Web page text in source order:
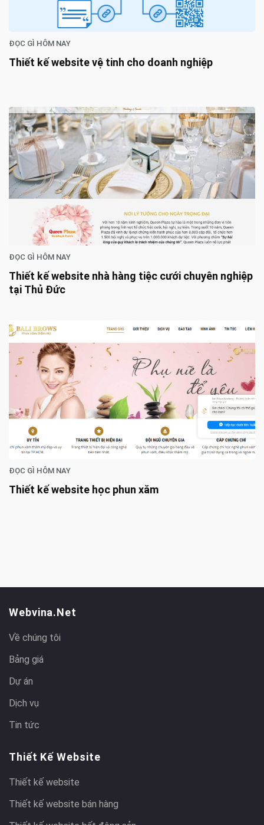
ĐỌC GÌ HÔM NAY
Thiết kế website vệ tinh cho doanh nghiệp
ĐỌC GÌ HÔM NAY
Thiết kế website nhà hàng tiệc cưới chuyên nghiệp
tại Thủ Đức
ĐỌC GÌ HÔM NAY
Thiết kế website học phun xăm
Webvina.net
Về chúng tôi
Bảng giá
Dự án
Dịch vụ
Tin tức
Thiết Kế Website
Thiết kế website
Thiết kế website bán hàng